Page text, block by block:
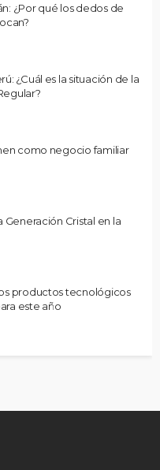
¿Por qué los dedos de
¿Cuál es la situación de la
como negocio familiar
Generación Cristal en la
productos tecnológicos
este año